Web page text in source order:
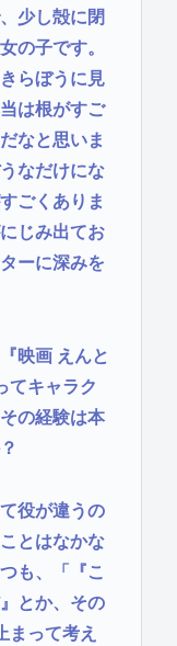
少し殻に閉
の子です。
らぼうに見
は根がすご
なと思いま
なだけにな
ごくありま
じみ出てお
ーに深みを
映画 えんと
てキャラク
の経験は本
役が違うの
とはなかな
も、「『こ
とか、その
まって考え